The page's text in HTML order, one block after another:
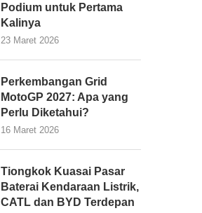
Podium untuk Pertama
Kalinya
23 Maret 2026
Perkembangan Grid
MotoGP 2027: Apa yang
Perlu Diketahui?
16 Maret 2026
Tiongkok Kuasai Pasar
Baterai Kendaraan Listrik,
CATL dan BYD Terdepan